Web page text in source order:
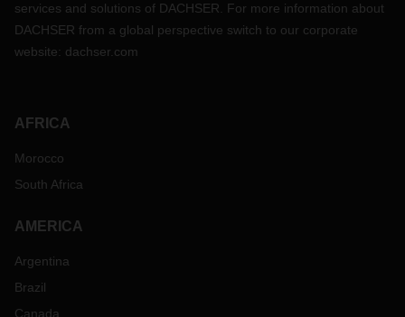
services and solutions of DACHSER. For more information about
DACHSER from a global perspective switch to our corporate
website: dachser.com
AFRICA
Morocco
South Africa
AMERICA
Argentina
Brazil
Canada